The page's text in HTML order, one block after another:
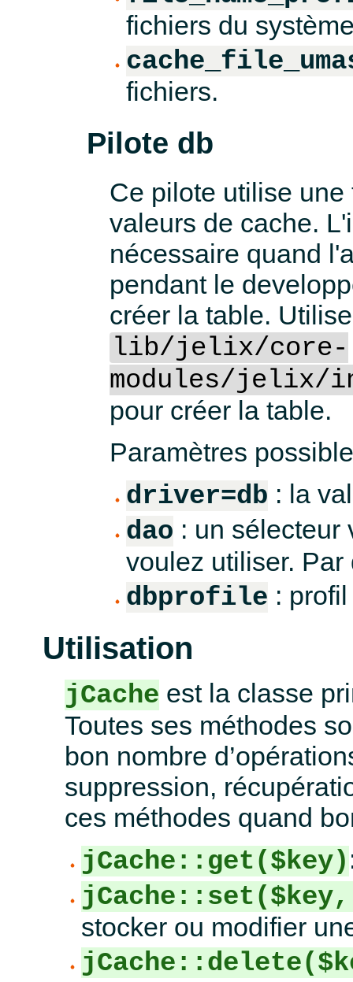
fichiers du
fichiers.
Pilote db
Ce pilote utilise
valeurs de cache.
nécessaire quand
pendant le
créer la table.
lib/jelix/core-
modules/jelix/
pour créer la table.
Paramètres
driver=db : la
dao : un sélecteur
voulez utiliser.
dbprofile :
Utilisation
jCache est la classe
Toutes ses méthodes
bon nombre
suppression,
ces méthodes quand
jCache::get($key)
stocker ou modifier